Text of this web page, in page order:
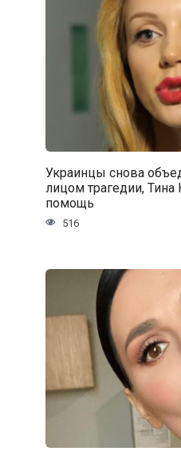
Украинцы снова
лицом трагедии,
помощь
516